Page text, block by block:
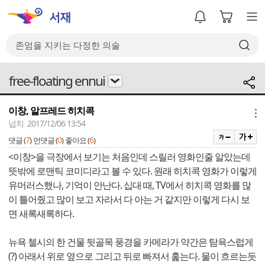
free-floating ennui
이창, 알프레드 히치콕
넙치 2017/12/06 13:54
댓글 (7) 먼댓글 (0) 좋아요 (6)
<이창>을 극장에서 보기는 처음인데 스릴러 영화인줄 알았는데
뜻밖에 로맨틱 코미디라고 볼 수 있다. 원래 히치콕 영화가 이렇게
유머러스했나, 기억이 안난다. 십대 때, TV에서 히치콕 영화를 많
이 틀어줬고 많이 보고 자라서 다 아는 거 같지만 이렇게 다시 보
면 새록새록하다.
뉴욕 첼시의 한 건물 뒷골목 풍경을 카메라가 약간은 탐욕스럽게
(?) 아래서 위로 옆으로 그리고 뒤로 빠져서 훑는다. 물이 흐르는듯